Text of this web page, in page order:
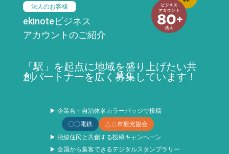
法人のお客様
ekinoteビジネス
アカウントのご紹介
「駅」を起点に地域を盛り上げたい共
創パートナーを広く募集しています！
▶ 企業名・自治体名カラーバッジで投稿
〇〇電鉄
△△市観光協会
▶ 沿線住民と共創する投稿キャンペーン
▶ 全国から集客できるデジタルスタンプラリー